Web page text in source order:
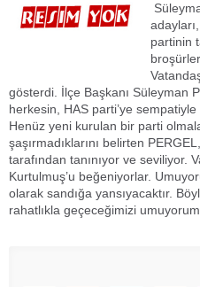
partinin
gösterdi. İlçe Başkanı Süleyman
herkesin, HAS parti’ye sempatiyle
Henüz yeni kurulan bir parti
şaşırmadıklarını belirten
tarafından tanınıyor ve seviliyor.
Kurtulmuş’u beğeniyorlar.
olarak sandığa yansıyacaktır.
rahatlıkla geçeceğimizi